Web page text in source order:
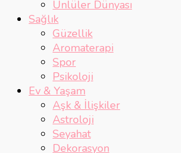
Ünlüler Dünyası
Sağlık
Güzellik
Aromaterapi
Spor
Psikoloji
Ev & Yaşam
Aşk & İlişkiler
Astroloji
Seyahat
Dekorasyon